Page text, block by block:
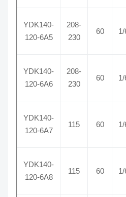
YDK140-
120-6A5
208-
230
60
YDK140-
120-6A6
208-
230
60
YDK140-
120-6A7
115 60
YDK140-
120-6A8
115 60